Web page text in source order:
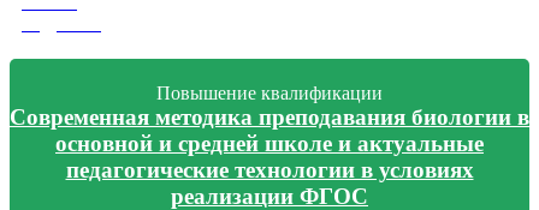
Повышение квалификации
Современная методика преподавания биологии в
основной и средней школе и актуальные
педагогические технологии в условиях
реализации ФГОС